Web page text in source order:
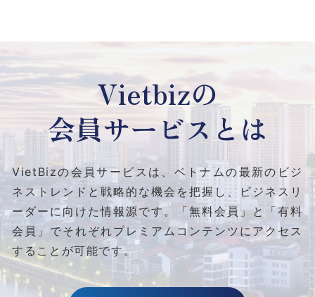
Vietbizの
会員サービスとは
VietBizの会員サービスは、ベトナムの最新のビジ
ネストレンドと戦略的な機会を把握し、ビジネスリ
ーダーに向けた情報源です。
「無料会員」と「有料
会員」でそれぞれプレミアムコンテンツにアクセス
することが可能です。